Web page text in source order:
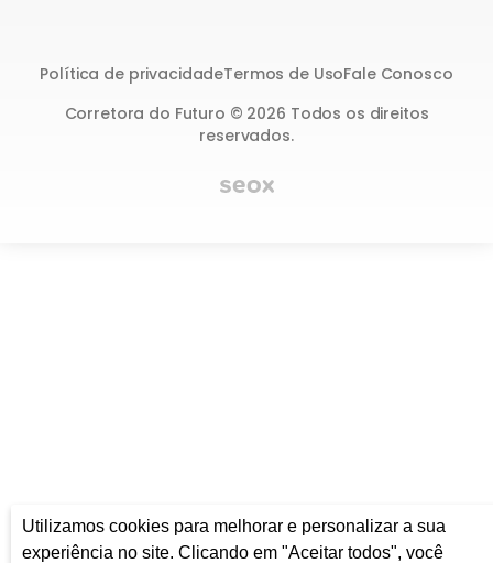
Corretora do Futuro © 2026 Todos os direitos
reservados.
Política de privacidadeTermos de UsoFale Conosco
Utilizamos cookies para melhorar e personalizar a sua
experiência no site. Clicando em "Aceitar todos", você